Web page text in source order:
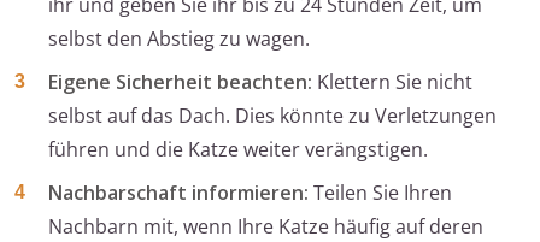
selbst den Abstieg zu wagen.
Eigene Sicherheit beachten: Klettern Sie nicht
selbst auf das Dach. Dies könnte zu Verletzungen
führen und die Katze weiter verängstigen.
Nachbarschaft informieren: Teilen Sie Ihren
Nachbarn mit, wenn Ihre Katze häufig auf deren